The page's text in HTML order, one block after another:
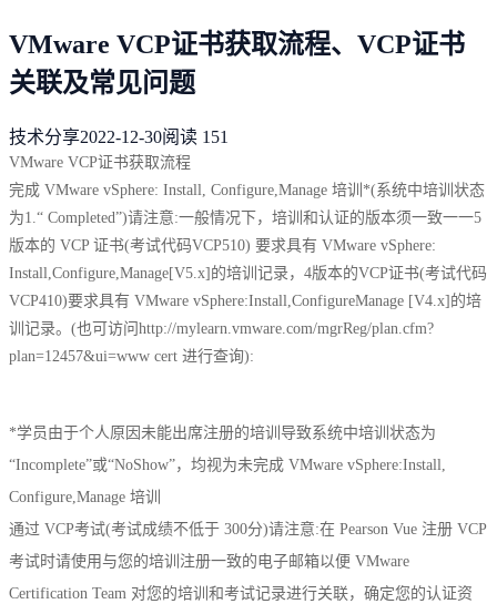
VMware VCP证书获取流程、VCP证书
关联及常见问题
技术分享2022-12-30阅读 151
VMware VCP证书获取流程
完成 VMware vSphere: Install, Configure,Manage 培训*(系统中培训状态
为1.“ Completed”)请注意:一般情况下，培训和认证的版本须一致一一5
版本的 VCP 证书(考试代码VCP510) 要求具有 VMware vSphere:
Install,Configure,Manage[V5.x]的培训记录，4版本的VCP证书(考试代码
VCP410)要求具有 VMware vSphere:Install,ConfigureManage [V4.x]的培
训记录。(也可访问http://mylearn.vmware.com/mgrReg/plan.cfm?
plan=12457&ui=www cert 进行查询):
*学员由于个人原因未能出席注册的培训导致系统中培训状态为
“Incomplete”或“NoShow”，均视为未完成 VMware vSphere:Install,
Configure,Manage 培训
通过 VCP考试(考试成绩不低于 300分)请注意:在 Pearson Vue 注册 VCP
考试时请使用与您的培训注册一致的电子邮箱以便 VMware
Certification Team 对您的培训和考试记录进行关联，确定您的认证资